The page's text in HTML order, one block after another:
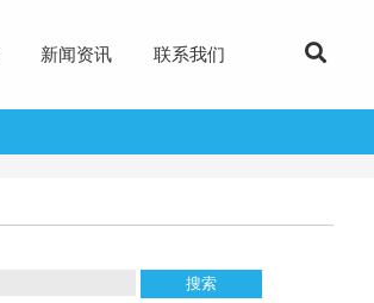
新闻资讯 联系我们